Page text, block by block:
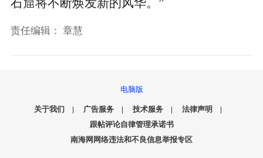
石窟将不断焕发新的风华。”
责任编辑： 章慧
电脑版
关于我们 | 广告服务| 技术服务| 法律声明 |
跟帖评论自律管理承诺书
南海网网络违法和不良信息举报专区